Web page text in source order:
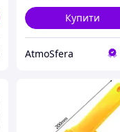
Купити
AtmoSfera